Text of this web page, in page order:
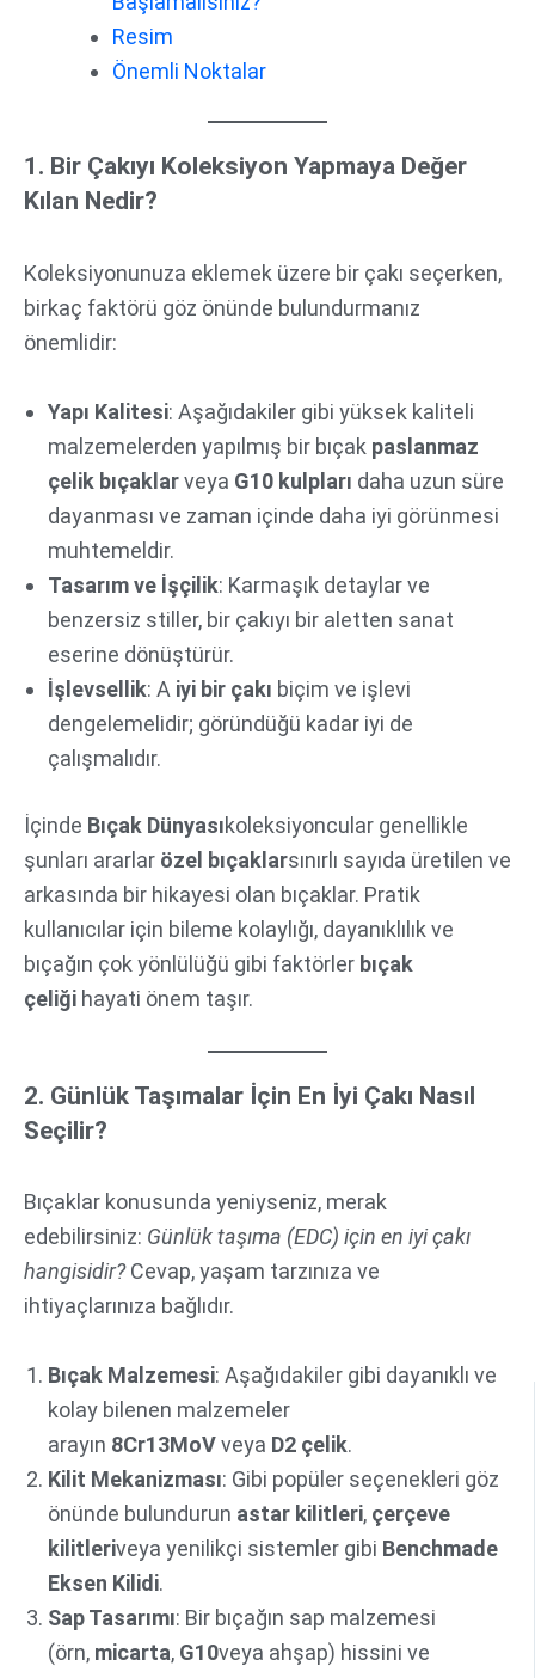
Resim
Önemli Noktalar
1. Bir Çakıyı Koleksiyon Yapmaya Değer
Kılan Nedir?
Koleksiyonunuza eklemek üzere bir çakı seçerken,
birkaç faktörü göz önünde bulundurmanız
önemlidir:
Yapı Kalitesi: Aşağıdakiler gibi yüksek kaliteli
malzemelerden yapılmış bir bıçak paslanmaz
çelik bıçaklarveya G10 kulpları daha uzun süre
dayanması ve zaman içinde daha iyi görünmesi
muhtemeldir.
Tasarım ve İşçilik: Karmaşık detaylar ve
benzersiz stiller, bir çakıyı bir aletten sanat
eserine dönüştürür.
İşlevsellik: A iyi bir çakı biçim ve işlevi
dengelemelidir; göründüğü kadar iyi de
çalışmalıdır.
İçinde Bıçak Dünyasıkoleksiyoncular genellikle
şunları ararlar özel bıçaklarsınırlı sayıda üretilen ve
arkasında bir hikayesi olan bıçaklar. Pratik
kullanıcılar için bileme kolaylığı, dayanıklılık ve
bıçağın çok yönlülüğü gibi faktörler bıçak
çeliği hayati önem taşır.
2. Günlük Taşımalar İçin En İyi Çakı Nasıl
Seçilir?
Bıçaklar konusunda yeniyseniz, merak
edebilirsiniz: Günlük taşıma (EDC) için en iyi çakı
hangisidir?Cevap, yaşam tarzınıza ve
ihtiyaçlarınıza bağlıdır.
Bıçak Malzemesi: Aşağıdakiler gibi dayanıklı ve
kolay bilenen malzemeler
arayın 8Cr13MoVveya D2 çelik.
Kilit Mekanizması: Gibi popüler seçenekleri göz
önünde bulundurun astar kilitleri, çerçeve
kilitleriveya yenilikçi sistemler gibi Benchmade
Eksen Kilidi.
Sap Tasarımı: Bir bıçağın sap malzemesi
(örn, micarta, G10veya ahşap) hissini ve